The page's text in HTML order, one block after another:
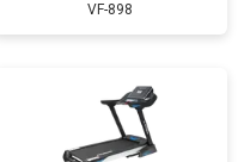
VF-898